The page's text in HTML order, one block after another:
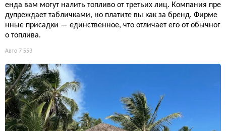
енда вам могут налить топливо от третьих лиц. Компания пре
дупреждает табличками, но платите вы как за бренд. Фирме
нные присадки — единственное, что отличает его от обычног
о топлива.
Авто 7 553